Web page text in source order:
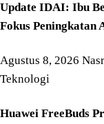
Update IDAI: Ibu
Fokus Peningkatan
Agustus 8, 2026
Teknologi
Huawei FreeBuds